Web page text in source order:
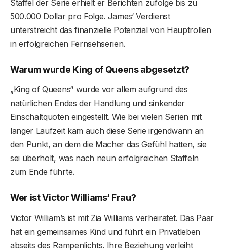
Staffel der Serie erhielt er Berichten zufolge bis zu
500.000 Dollar pro Folge. James‘ Verdienst
unterstreicht das finanzielle Potenzial von Hauptrollen
in erfolgreichen Fernsehserien.
Warum wurde King of Queens abgesetzt?
„King of Queens“ wurde vor allem aufgrund des
natürlichen Endes der Handlung und sinkender
Einschaltquoten eingestellt. Wie bei vielen Serien mit
langer Laufzeit kam auch diese Serie irgendwann an
den Punkt, an dem die Macher das Gefühl hatten, sie
sei überholt, was nach neun erfolgreichen Staffeln
zum Ende führte.
Wer ist Victor Williams‘ Frau?
Victor William’s ist mit Zia Williams verheiratet. Das Paar
hat ein gemeinsames Kind und führt ein Privatleben
abseits des Rampenlichts. Ihre Beziehung verleiht